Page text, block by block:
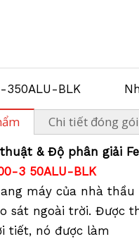
350ALU-BLK
Chi tiết đóng gói
& Độ phân giải
3 50ALU-BLK
máy của nhà
sát ngoài trời. Được
tiết, nó được làm